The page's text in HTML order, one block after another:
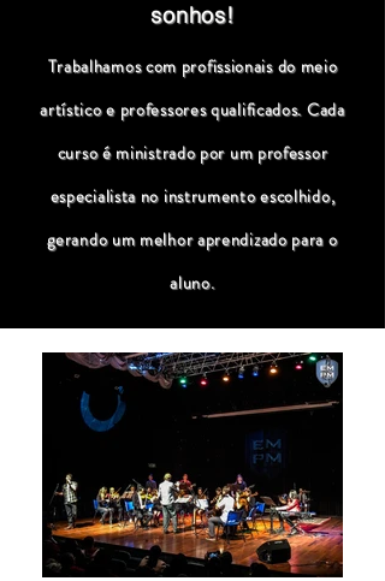
sonhos!
Trabalhamos com profissionais do meio
artístico e professores qualificados. Cada
curso é ministrado por um professor
especialista no instrumento escolhido,
gerando um melhor aprendizado para o
aluno.